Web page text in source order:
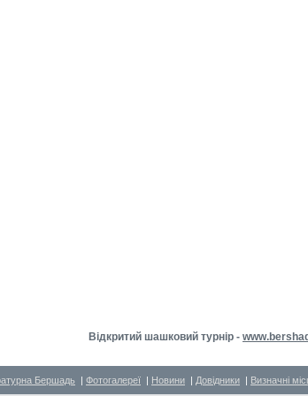
Відкритий шашковий турнір -
Бершадь | Фотогалереї | Новини | Довідники | Визначні